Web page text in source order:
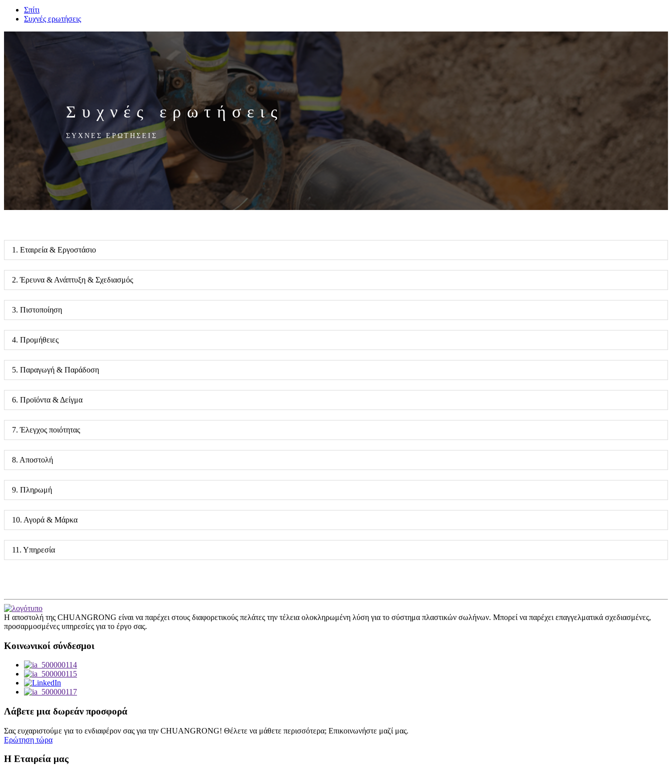
Σπίτι
Συχνές ερωτήσεις
Συχνές ερωτήσεις
ΣΥΧΝΕΣ ΕΡΩΤΗΣΕΙΣ
1. Εταιρεία & Εργοστάσιο
2. Έρευνα & Ανάπτυξη & Σχεδιασμός
3. Πιστοποίηση
4. Προμήθειες
5. Παραγωγή & Παράδοση
6. Προϊόντα & Δείγμα
7. Έλεγχος ποιότητας
8. Αποστολή
9. Πληρωμή
10. Αγορά & Μάρκα
11. Υπηρεσία
Η αποστολή της CHUANGRONG είναι να παρέχει στους διαφορετικούς πελάτες την τέλεια ολοκληρωμένη λύση για το σύστημα πλαστικών σωλήνων. Μπορεί να παρέχει επαγγελματικά σχεδιασμένες,
προσαρμοσμένες υπηρεσίες για το έργο σας.
Κοινωνικοί σύνδεσμοι
Λάβετε μια δωρεάν προσφορά
Σας ευχαριστούμε για το ενδιαφέρον σας για την CHUANGRONG! Θέλετε να μάθετε περισσότερα; Επικοινωνήστε μαζί μας.
Ερώτηση τώρα
Η Εταιρεία μας